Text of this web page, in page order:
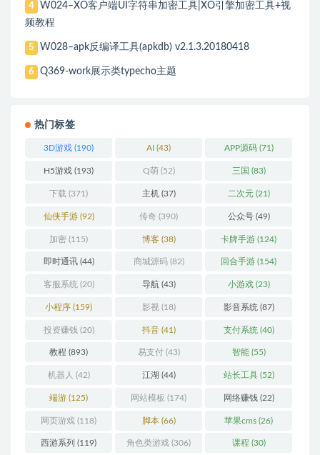
4
W024–XO客户端UI字符串加密工具|XO引擎加密工具+视
频教程
5 W028–apk反编译工具(apkdb) v2.1.3.20180418
6 Q369-work展示类typecho主题
热门标签
3D游戏 (190) AI (43) APP源码(71)
H5游戏 (193) Q萌 (52) 三国 (83)
下载 (371) 主机(37) 二次元(21)
仙侠手游(92) 传奇 (390) 公众号(49)
加密 (115) 博客(38) 卡牌手游 (124)
即时通讯(44) 商城源码(82) 回合手游 (154)
客服系统 (20) 导航(43) 小游戏(23)
小程序 (159) 影视(18) 影音系统 (87)
投资赚钱 (20) 抖音(41) 支付系统 (40)
教程 (893) 易支付(43) 智能(55)
机器人 (42) 江湖 (44) 站长工具(52)
端游 (125) 网站模板 (174) 网络赚钱(22)
网页游戏 (118) 脚本(66) 苹果cms (26)
西游系列 (119) 角色类游戏 (306) 课程 (30)